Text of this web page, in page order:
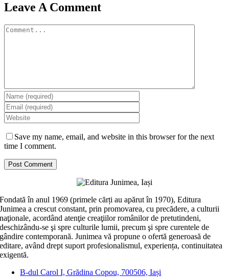
Leave A Comment
Comment
Save my name, email, and website in this browser for the next
time I comment.
Fondată în anul 1969 (primele cărți au apărut în 1970), Editura
Junimea a crescut constant, prin promovarea, cu precădere, a culturii
naţionale, acordând atenţie creaţiilor românilor de pretutindeni,
deschizându-se şi spre culturile lumii, precum şi spre curentele de
gândire contemporană. Junimea vă propune o ofertă generoasă de
editare, având drept suport profesionalismul, experiența, continuitatea
exigentă.
B-dul Carol I, Grădina Copou, 700506, Iași